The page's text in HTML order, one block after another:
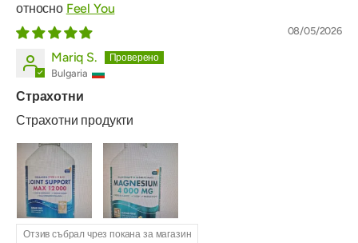
Feel You
08/05/2026
Mariq S.
Bulgaria
Страхотни
Страхотни продукти
Отзив събрал чрез покана за магазин